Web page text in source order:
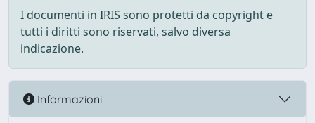
I documenti in IRIS sono protetti da copyright e
tutti i diritti sono riservati, salvo diversa
indicazione.
Informazioni